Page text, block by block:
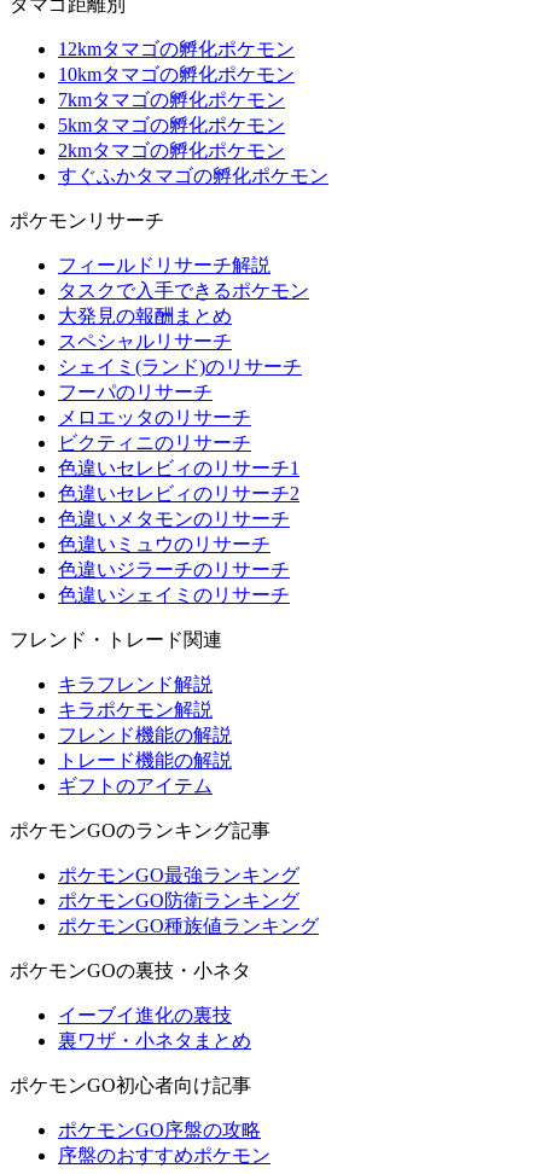
タマゴ距離別
12kmタマゴの孵化ポケモン
10kmタマゴの孵化ポケモン
7kmタマゴの孵化ポケモン
5kmタマゴの孵化ポケモン
2kmタマゴの孵化ポケモン
すぐふかタマゴの孵化ポケモン
ポケモンリサーチ
フィールドリサーチ解説
タスクで入手できるポケモン
大発見の報酬まとめ
スペシャルリサーチ
シェイミ(ランド)のリサーチ
フーパのリサーチ
メロエッタのリサーチ
ビクティニのリサーチ
色違いセレビィのリサーチ1
色違いセレビィのリサーチ2
色違いメタモンのリサーチ
色違いミュウのリサーチ
色違いジラーチのリサーチ
色違いシェイミのリサーチ
フレンド・トレード関連
キラフレンド解説
キラポケモン解説
フレンド機能の解説
トレード機能の解説
ギフトのアイテム
ポケモンGOのランキング記事
ポケモンGO最強ランキング
ポケモンGO防衛ランキング
ポケモンGO種族値ランキング
ポケモンGOの裏技・小ネタ
イーブイ進化の裏技
裏ワザ・小ネタまとめ
ポケモンGO初心者向け記事
ポケモンGO序盤の攻略
序盤のおすすめポケモン